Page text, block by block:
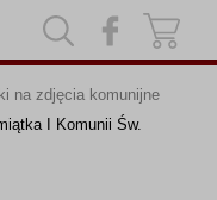
na zdjęcia komunijne
I Komunii Św.